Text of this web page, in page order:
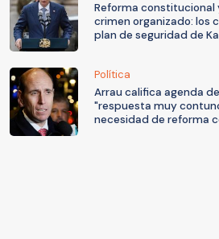
Reforma constitucional
crimen organizado: los
plan de seguridad de
Política
Arrau califica agenda
"respuesta muy
necesidad de reforma